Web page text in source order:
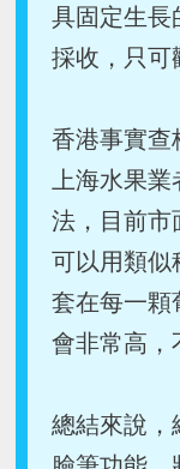
具固定生長
採收，只可
香港事實查
上海水果業
法，目前市
可以用類似
套在每一顆
會非常高，
總結來說，